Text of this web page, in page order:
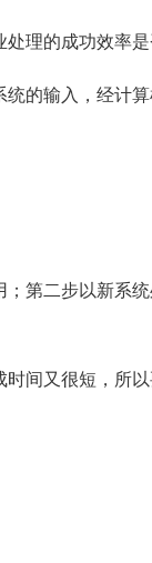
理的成功效率是
的输入，经计算
第二步以新系统
又很短，所以